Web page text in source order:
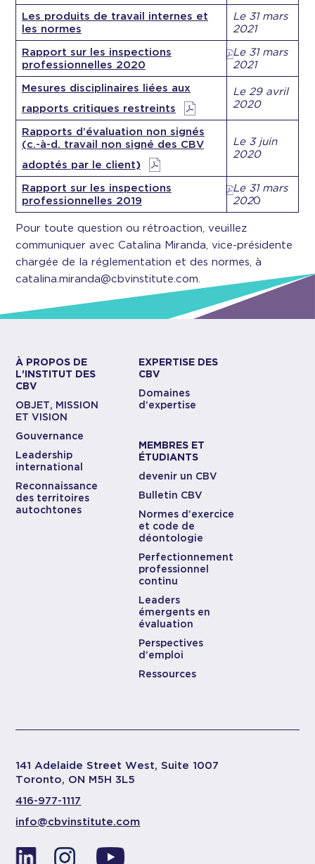
Les produits de travail internes et
les normes
Le 31 mars
2021
Rapport sur les inspections
professionnelles 2020
Le 31 mars
2021
Mesures disciplinaires liées aux
rapports critiques restreints
Le 29 avril
2020
Rapports d’évaluation non signés
(c.-à-d. travail non signé des CBV
adoptés par le client)
Le 3 juin
2020
Rapport sur les inspections
professionnelles 2019
Le 31 mars
2020
Pour toute question ou rétroaction, veuillez
communiquer avec Catalina Miranda, vice-présidente
chargée de la réglementation et des normes, à
catalina.miranda@cbvinstitute.com.
À PROPOS DE
L’INSTITUT DES
CBV
OBJET, MISSION
ET VISION
Gouvernance
Leadership
international
Reconnaissance
des territoires
autochtones
EXPERTISE DES
CBV
Domaines
d’expertise
MEMBRES ET
ÉTUDIANTS
devenir un CBV
Bulletin CBV
Normes d’exercice
et code de
déontologie
Perfectionnement
professionnel
continu
Leaders
émergents en
évaluation
Perspectives
d’emploi
Ressources
141 Adelaide Street West, Suite 1007
Toronto, ON M5H 3L5
416-977-1117
info@cbvinstitute.com